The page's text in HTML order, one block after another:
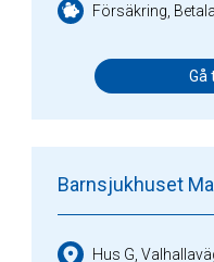
Försäkring,
Gå
Barnsjukhuset
Hus G,